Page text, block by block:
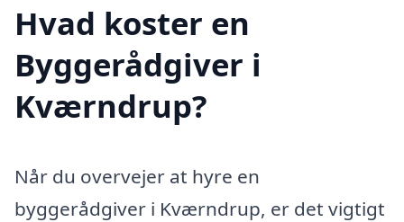
Hvad koster en
Byggerådgiver i
Kværndrup?
Når du overvejer at hyre en
byggerådgiver i Kværndrup, er det vigtigt